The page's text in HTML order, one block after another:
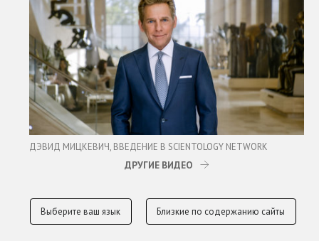
ДЭВИД МИЦКЕВИЧ, ВВЕДЕНИЕ В SCIENTOLOGY NETWORK
ДРУГИЕ ВИДЕО
Выберите ваш язык Близкие по содержанию сайты